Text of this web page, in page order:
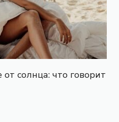
солнца: что говорит